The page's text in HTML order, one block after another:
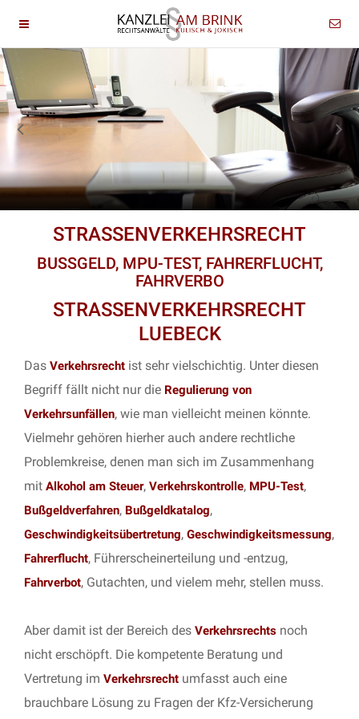
STRASSENVERKEHRSRECHT
BUSSGELD, MPU-TEST, FAHRERFLUCHT,
FAHRVERBO
STRASSENVERKEHRSRECHT
LUEBECK
Das Verkehrsrecht ist sehr vielschichtig. Unter diesen
Begriff fällt nicht nur die Regulierung von
Verkehrsunfällen, wie man vielleicht meinen könnte.
Vielmehr gehören hierher auch andere rechtliche
Problemkreise, denen man sich im Zusammenhang
mit Alkohol am Steuer, Verkehrskontrolle, MPU-Test,
Bußgeldverfahren, Bußgeldkatalog,
Geschwindigkeitsübertretung, Geschwindigkeitsmessung,
Fahrerflucht, Führerscheinerteilung und -entzug,
Fahrverbot, Gutachten, und vielem mehr, stellen muss.
Aber damit ist der Bereich des Verkehrsrechts noch
nicht erschöpft. Die kompetente Beratung und
Vertretung im Verkehrsrecht umfasst auch eine
brauchbare Lösung zu Fragen der Kfz-Versicherung